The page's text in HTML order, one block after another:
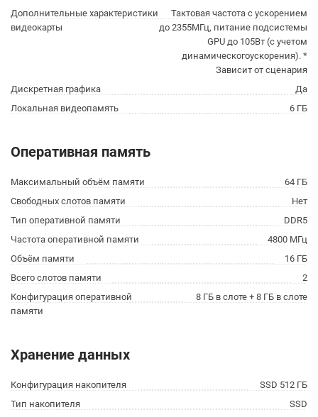
Дополнительные характеристики
видеокарты
Тактовая частота с ускорением
до 2355МГц, питание подсистемы
GPU до 105Вт (с учетом
динамическогоускорения). *
Зависит от сценария
Дискретная графика
Да
Локальная видеопамять
6 ГБ
Оперативная память
Максимальный объём памяти
64 ГБ
Свободных слотов памяти
Нет
Тип оперативной памяти
DDR5
Частота оперативной памяти
4800 МГц
Объём памяти
16 ГБ
Всего слотов памяти
2
Конфигурация оперативной
памяти
8 ГБ в слоте + 8 ГБ в слоте
Хранение данных
Конфигурация накопителя
SSD 512 ГБ
Тип накопителя
SSD